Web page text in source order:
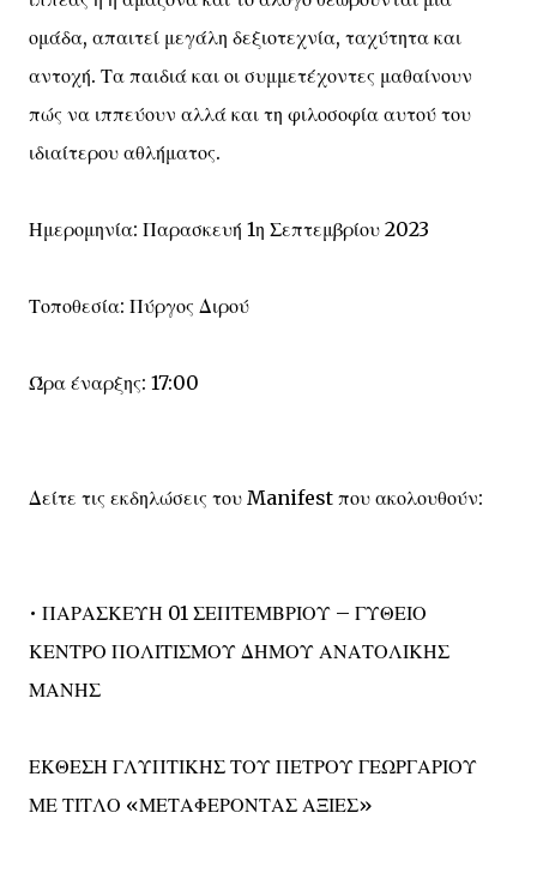
ομάδα, απαιτεί μεγάλη δεξιοτεχνία, ταχύτητα και
αντοχή. Τα παιδιά και οι συμμετέχοντες μαθαίνουν
πώς να ιππεύουν αλλά και τη φιλοσοφία αυτού του
ιδιαίτερου αθλήματος.
Ημερομηνία: Παρασκευή 1η Σεπτεμβρίου 2023
Τοποθεσία: Πύργος Διρού
Ώρα έναρξης: 17:00
Δείτε τις εκδηλώσεις του Manifest που ακολουθούν:
• ΠΑΡΑΣΚΕΥΗ 01 ΣΕΠΤΕΜΒΡΙΟΥ – ΓΥΘΕΙΟ
ΚΕΝΤΡΟ ΠΟΛΙΤΙΣΜΟΥ ΔΗΜΟΥ ΑΝΑΤΟΛΙΚΗΣ
ΜΑΝΗΣ
ΕΚΘΕΣΗ ΓΛΥΠΤΙΚΗΣ ΤΟΥ ΠΕΤΡΟΥ ΓΕΩΡΓΑΡΙΟΥ
ΜΕ ΤΙΤΛΟ «ΜΕΤΑΦΕΡΟΝΤΑΣ ΑΞΙΕΣ»